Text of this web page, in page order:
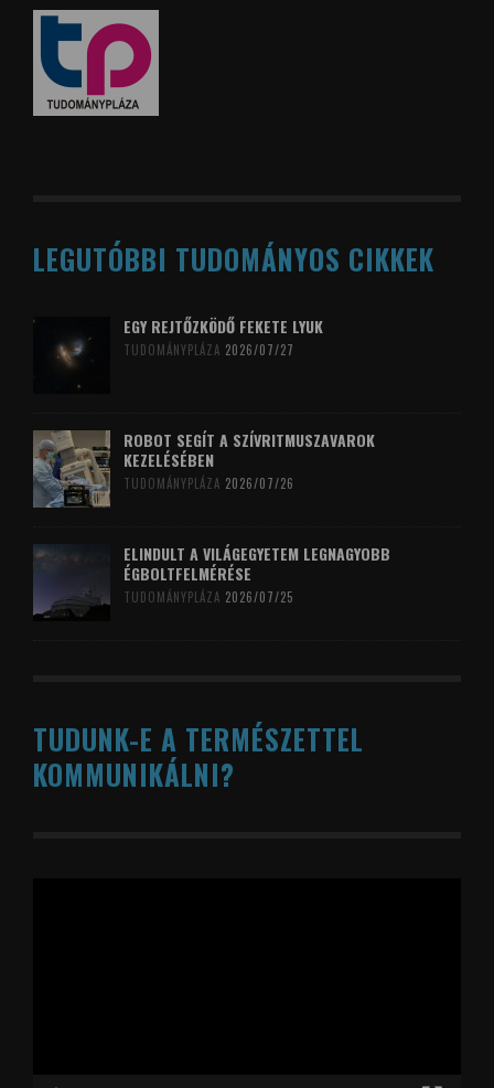
LEGUTÓBBI TUDOMÁNYOS CIKKEK
EGY REJTŐZKÖDŐ FEKETE LYUK
TUDOMÁNYPLÁZA 2026/07/27
ROBOT SEGÍT A SZÍVRITMUSZAVAROK
KEZELÉSÉBEN
TUDOMÁNYPLÁZA 2026/07/26
ELINDULT A VILÁGEGYETEM LEGNAGYOBB
ÉGBOLTFELMÉRÉSE
TUDOMÁNYPLÁZA 2026/07/25
TUDUNK-E A TERMÉSZETTEL
KOMMUNIKÁLNI?